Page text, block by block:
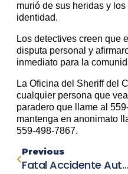
murió de sus heridas y
identidad.
Los detectives creen que
disputa personal y
inmediato para la
La Oficina del Sheriff del
cualquier persona que
paradero que llame al
mantenga en anonimato
559-498-7867.
Previous
Fatal Accidente Automovilístico En Rancho Santa Fe Cobra La Vida De Un Joven De 28 Años.